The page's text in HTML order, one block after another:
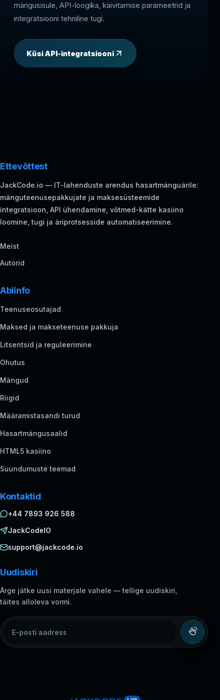
mängusisule, API-loogika, käivitamise parameetrid ja
integratsiooni tehniline tugi.
Küsi API-integratsiooni
Ettevõttest
JackCode.io — IT-lahenduste arendus hasartmänguärile:
mänguteenusepakkujate ja maksesüsteemide
integratsioon, API ühendamine, võtmed-kätte kasiino
loomine, tugi ja äriprotsesside automatiseerimine.
Meist
Autorid
Abiinfo
Teenuseosutajad
Maksed ja makseteenuse pakkuja
Litsentsid ja reguleerimine
Ohutus
Mängud
Riigid
Määramistasandi turud
Hasartmängusaalid
HTML5 kasiino
Suundumuste teemad
Kontaktid
+44 7893 926 588
JackCodeIO
support@jackcode.io
Uudiskiri
Ärge jätke uusi materjale vahele — tellige uudiskiri,
täites alloleva vormi.